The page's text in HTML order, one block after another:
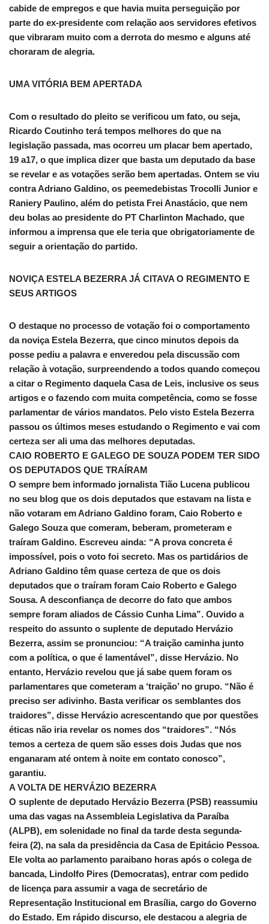
cabide de empregos e que havia muita perseguição por
parte do ex-presidente com relação aos servidores efetivos
que vibraram muito com a derrota do mesmo e alguns até
choraram de alegria.
UMA VITÓRIA BEM APERTADA
Com o resultado do pleito se verificou um fato, ou seja,
Ricardo Coutinho terá tempos melhores do que na
legislação passada, mas ocorreu um placar bem apertado,
19 a17, o que implica dizer que basta um deputado da base
se revelar e as votações serão bem apertadas. Ontem se viu
contra Adriano Galdino, os peemedebistas Trocolli Junior e
Raniery Paulino, além do petista Frei Anastácio, que nem
deu bolas ao presidente do PT Charlinton Machado, que
informou a imprensa que ele teria que obrigatoriamente de
seguir a orientação do partido.
NOVIÇA ESTELA BEZERRA JÁ CITAVA O REGIMENTO E
SEUS ARTIGOS
O destaque no processo de votação foi o comportamento
da noviça Estela Bezerra, que cinco minutos depois da
posse pediu a palavra e enveredou pela discussão com
relação à votação, surpreendendo a todos quando começou
a citar o Regimento daquela Casa de Leis, inclusive os seus
artigos e o fazendo com muita competência, como se fosse
parlamentar de vários mandatos. Pelo visto Estela Bezerra
passou os últimos meses estudando o Regimento e vai com
certeza ser ali uma das melhores deputadas.
CAIO ROBERTO E GALEGO DE SOUZA PODEM TER SIDO
OS DEPUTADOS QUE TRAÍRAM
O sempre bem informado jornalista Tião Lucena publicou
no seu blog que os dois deputados que estavam na lista e
não votaram em Adriano Galdino foram, Caio Roberto e
Galego Souza que comeram, beberam, prometeram e
traíram Galdino. Escreveu ainda: “A prova concreta é
impossível, pois o voto foi secreto. Mas os partidários de
Adriano Galdino têm quase certeza de que os dois
deputados que o traíram foram Caio Roberto e Galego
Sousa. A desconfiança de decorre do fato que ambos
sempre foram aliados de Cássio Cunha Lima”. Ouvido a
respeito do assunto o suplente de deputado Hervázio
Bezerra, assim se pronunciou: “A traição caminha junto
com a política, o que é lamentável”, disse Hervázio. No
entanto, Hervázio revelou que já sabe quem foram os
parlamentares que cometeram a ‘traição’ no grupo. “Não é
preciso ser adivinho. Basta verificar os semblantes dos
traidores”, disse Hervázio acrescentando que por questões
éticas não iria revelar os nomes dos “traidores”. “Nós
temos a certeza de quem são esses dois Judas que nos
enganaram até ontem à noite em contato conosco”,
garantiu.
A VOLTA DE HERVÁZIO BEZERRA
O suplente de deputado Hervázio Bezerra (PSB) reassumiu
uma das vagas na Assembleia Legislativa da Paraíba
(ALPB), em solenidade no final da tarde desta segunda-
feira (2), na sala da presidência da Casa de Epitácio Pessoa.
Ele volta ao parlamento paraibano horas após o colega de
bancada, Lindolfo Pires (Democratas), entrar com pedido
de licença para assumir a vaga de secretário de
Representação Institucional em Brasília, cargo do Governo
do Estado. Em rápido discurso, ele destacou a alegria de